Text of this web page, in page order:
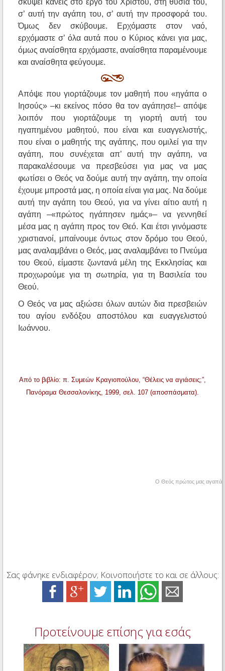
σκύψει κανείς στο έργο του Χριστού, στη θυσία του,
σ’ αυτή την αγάπη του, σ’ αυτή την προσφορά του.
Όμως δεν σκύβουμε. Ερχόμαστε στον ναό,
ερχόμαστε σ’ όλα αυτά που ο Κύριος κάνει για μας,
όμως αναίσθητα ερχόμαστε, αναίσθητα παραμένουμε
και αναίσθητα φεύγουμε.
Απόψε που γιορτάζουμε τον μαθητή που «ηγάπα ο
Ιησούς» –κι εκείνος πόσο θα τον αγάπησε!– απόψε
λοιπόν που γιορτάζουμε τη γιορτή αυτή του
ηγαπημένου μαθητού, που είναι και ευαγγελιστής,
που είναι ο μαθητής της αγάπης, που ομιλεί για την
αγάπη, που συνέχεται απ’ αυτή την αγάπη, να
παρακαλέσουμε να πρεσβεύσει για μας να μας
φωτίσει ο Θεός να δούμε αυτή την αγάπη, την οποία
έχουμε μπροστά μας, η οποία είναι για μας. Να δούμε
αυτή την αγάπη του Θεού, για να γίνει αίτιο αυτή η
αγάπη –«πρώτος ηγάπησεν ημάς»– να γεννηθεί
μέσα μας η αγάπη προς τον Θεό. Και έτσι γινόμαστε
χριστιανοί, μπαίνουμε όντως στον δρόμο του Θεού,
μας αναλαμβάνει ο Θεός, μας αναλαμβάνει το Πνεύμα
του Θεού, είμαστε ζωντανά μέλη της Εκκλησίας και
προχωρούμε για τη σωτηρία, για τη Βασιλεία του
Θεού.
Ο Θεός να μας αξιώσει όλων αυτών δια πρεσβειών
του αγίου ενδόξου αποστόλου και ευαγγελιστού
Ιωάννου.
Από το βιβλίο: π. Συμεών Κραγιοπούλου, “Θέλεις να αγιάσεις;”,
Πανόραμα Θεσσαλονίκης, 1999, σελ. 107 (αποσπάσματα).
Ο Θεός πρώτος μας αγαπά
Σας φάνηκε ενδιαφέρον; Κοινοποιήστε το και σε άλλους:
Προτείνουμε επίσης για εσάς